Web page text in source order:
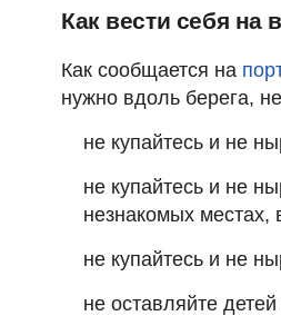
Как вести себя на
Как сообщается на
нужно вдоль берега,
не купайтесь и не
не купайтесь и не
незнакомых
не купайтесь и не
не оставляйте